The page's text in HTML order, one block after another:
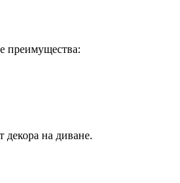
преимущества:
декора на диване.